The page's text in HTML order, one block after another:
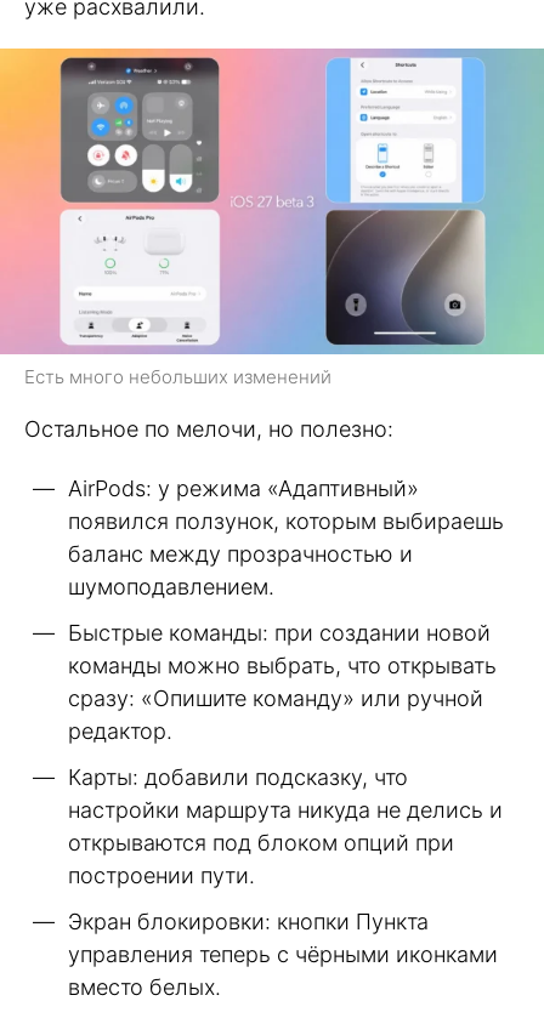
уже расхвалили.
Есть много небольших изменений
Остальное по мелочи, но полезно:
AirPods: у режима «Адаптивный»
появился ползунок, которым выбираешь
баланс между прозрачностью и
шумоподавлением.
Быстрые команды: при создании новой
команды можно выбрать, что открывать
сразу: «Опишите команду» или ручной
редактор.
Карты: добавили подсказку, что
настройки маршрута никуда не делись и
открываются под блоком опций при
построении пути.
Экран блокировки: кнопки Пункта
управления теперь с чёрными иконками
вместо белых.